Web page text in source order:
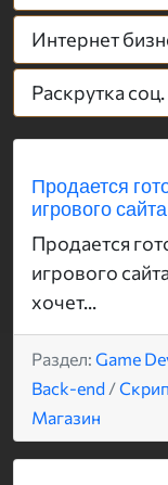
Интернет
Раскрутка соц.
Продается
игрового
Продается
игрового
хочет...
Раздел: Game
Back-end /
Магазин